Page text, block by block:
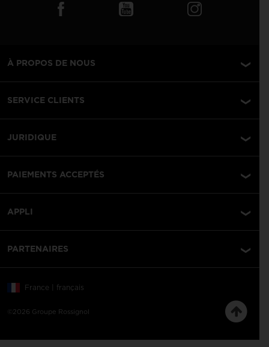
À PROPOS DE NOUS
SERVICE CLIENTS
JURIDIQUE
PAIEMENTS ACCEPTÉS
APPLI
PARTENAIRES
©2026 Groupe Rossignol
France | français